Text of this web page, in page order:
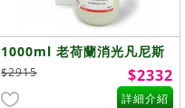
1000ml 老荷蘭消光凡尼斯
Picture Varnish
Matt(D1113)
$2915 $2332
詳細介紹